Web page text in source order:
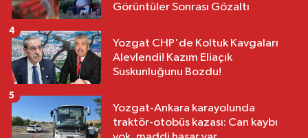
Görüntüler Sonrası Gözaltı
Yozgat CHP'de Koltuk Kavgaları
Alevlendi! Kazım Eliaçık
Suskunluğunu Bozdu!
4
Yozgat-Ankara karayolunda
traktör-otobüs kazası: Can kaybı
5